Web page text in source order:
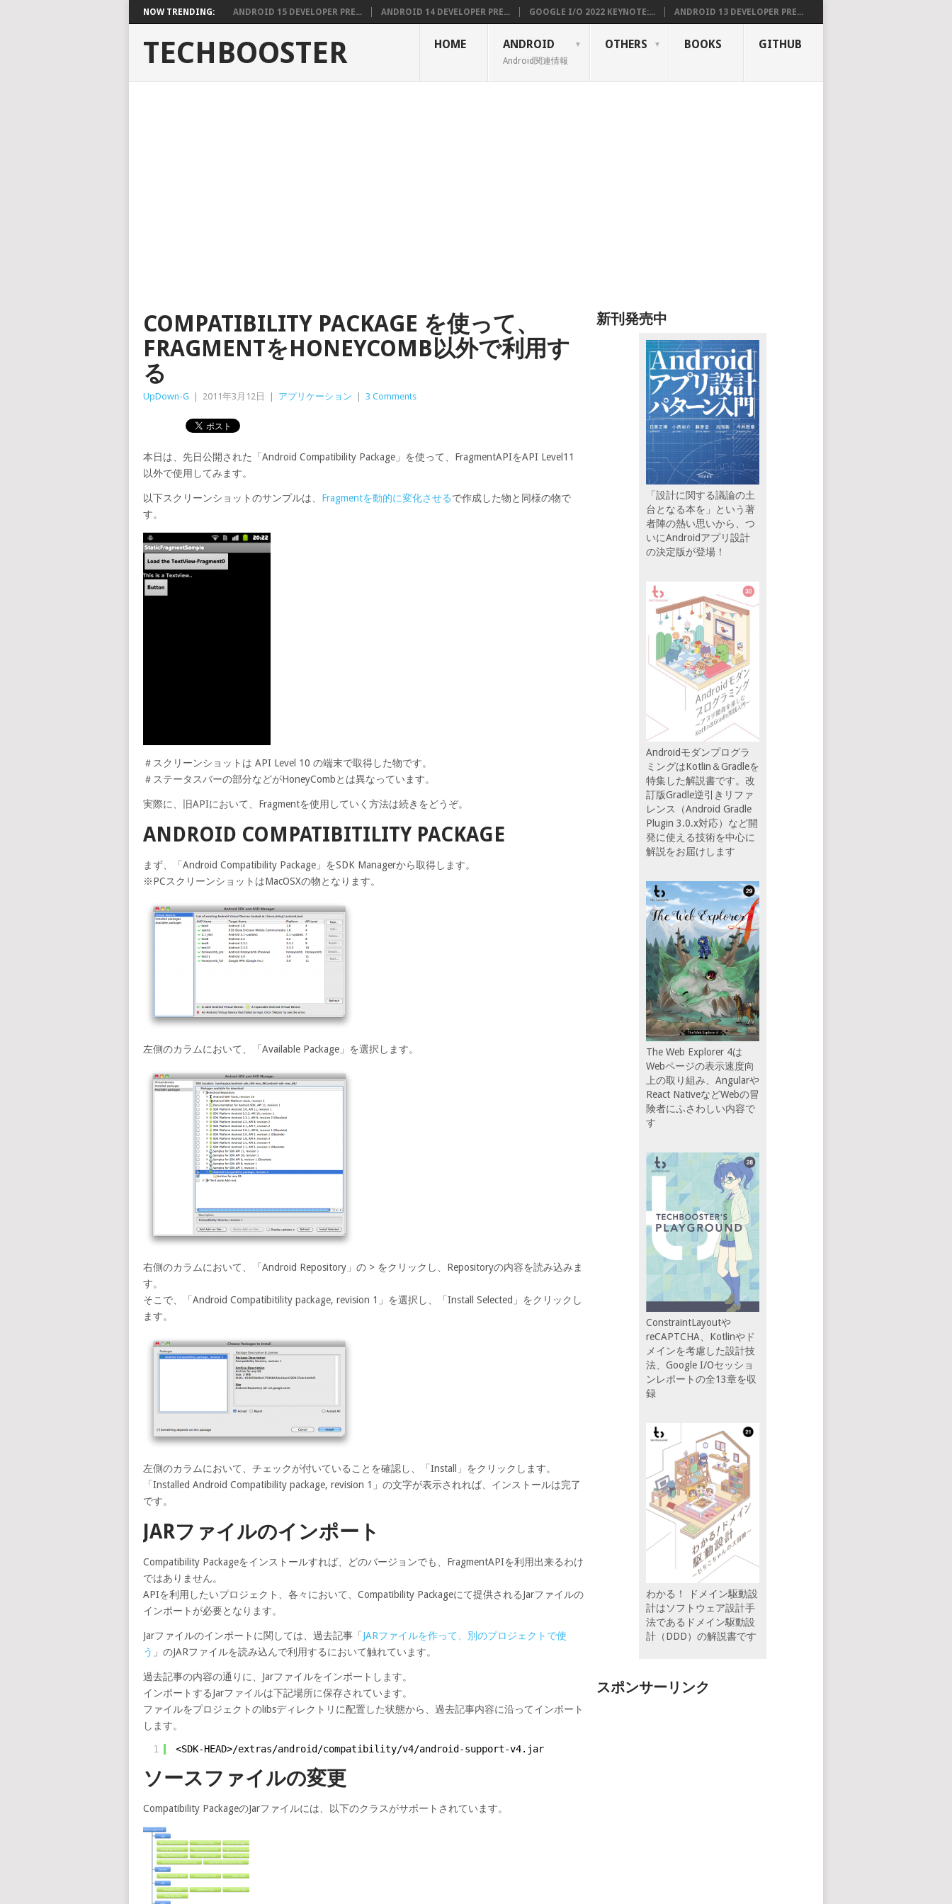
NOW TRENDING: ANDROID 15 DEVELOPER PRE... ANDROID 14 DEVELOPER PRE... GOOGLE I/O 2022 KEYNOTE:... ANDROID 13 DEVELOPER PRE...
TECHBOOSTER HOME ANDROID
Android関連情報
OTHERS BOOKS GITHUB
COMPATIBILITY PACKAGE を使って、
FRAGMENTをHONEYCOMB以外で利用す
る
UpDown-G 2011年3月12日 アプリケーション 3 Comments
本日は、先日公開された「Android Compatibility Package」を使って、FragmentAPIをAPI Level11
以外で使用してみます。
以下スクリーンショットのサンプルは、 Fragmentを動的に変化させるで作成した物と同様の物で
す。
＃スクリーンショットは API Level 10 の端末で取得した物です。
＃ステータスバーの部分などがHoneyCombとは異なっています。
実際に、旧APIにおいて、Fragmentを使用していく方法は続きをどうぞ。
ANDROID COMPATIBITILITY PACKAGE
まず、「Android Compatibility Package」をSDK Managerから取得します。
※PCスクリーンショットはMacOSXの物となります。
左側のカラムにおいて、「Available Package」を選択します。
右側のカラムにおいて、「Android Repository」の > をクリックし、Repositoryの内容を読み込みま
す。
そこで、「Android Compatibitility package, revision 1」を選択し、「Install Selected」をクリックし
ます。
左側のカラムにおいて、チェックが付いていることを確認し、「Install」をクリックします。
「Installed Android Compatibility package, revision 1」の文字が表示されれば、インストールは完了
です。
JARファイルのインポート
Compatibility Packageをインストールすれば、どのバージョンでも、FragmentAPIを利用出来るわけ
ではありません。
APIを利用したいプロジェクト、各々において、Compatibility Packageにて提供されるJarファイルの
インポートが必要となります。
Jarファイルのインポートに関しては、過去記事「 JARファイルを作って、別のプロジェクトで使
う 」のJARファイルを読み込んで利用するにおいて触れています。
過去記事の内容の通りに、Jarファイルをインポートします。
インポートするJarファイルは下記場所に保存されています。
ファイルをプロジェクトのlibsディレクトリに配置した状態から、過去記事内容に沿ってインポート
します。
1 <SDK-HEAD>/extras/android/compatibility/v4/android-support-v4.jar
ソースファイルの変更
Compatibility PackageのJarファイルには、以下のクラスがサポートされています。
新刊発売中
「設計に関する議論の土
台となる本を」という著
者陣の熱い思いから、つ
いにAndroidアプリ設計
の決定版が登場！
Androidモダンプログラ
ミングはKotlin＆Gradleを
特集した解説書です。改
訂版Gradle逆引きリファ
レンス（Android Gradle
Plugin 3.0.x対応）など開
発に使える技術を中心に
解説をお届けします
The Web Explorer 4は
Webページの表示速度向
上の取り組み、Angularや
React NativeなどWebの冒
険者にふさわしい内容で
す
ConstraintLayoutや
reCAPTCHA、Kotlinやド
メインを考慮した設計技
法、Google I/Oセッショ
ンレポートの全13章を収
録
わかる！ ドメイン駆動設
計はソフトウェア設計手
法であるドメイン駆動設
計（DDD）の解説書です
スポンサーリンク